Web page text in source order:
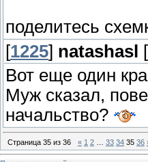
поделитесь
[1225] natashasl
Вот еще один
Муж сказал,
начальство?
Страница 35 из 36 « 1 2 33 34 35 36